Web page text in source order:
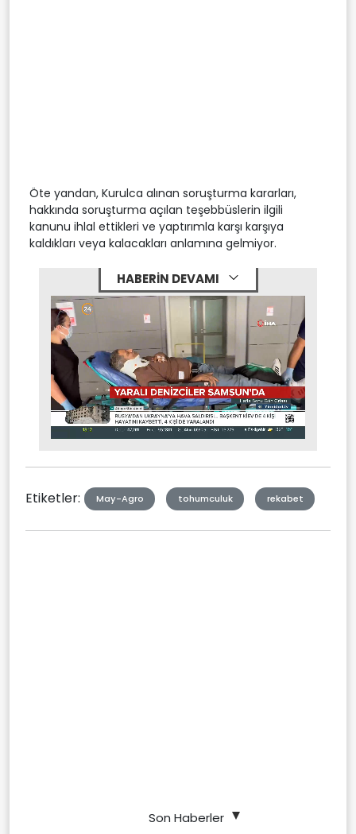
Öte yandan, Kurulca alınan soruşturma kararları,
hakkında soruşturma açılan teşebbüslerin ilgili
kanunu ihlal ettikleri ve yaptırımla karşı karşıya
kaldıkları veya kalacakları anlamına gelmiyor.
HABERİN DEVAMI
Mute Stream
Etiketler: May-Agro tohumculuk rekabet
Son Haberler